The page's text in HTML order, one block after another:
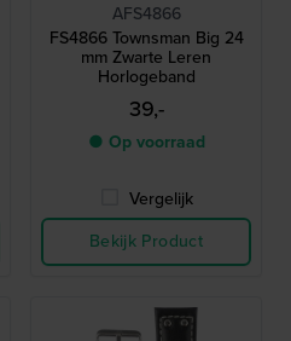
AFS4866
FS4866 Townsman Big 24
mm Zwarte Leren
Horlogeband
39,-
● Op voorraad
Vergelijk
Bekijk Product